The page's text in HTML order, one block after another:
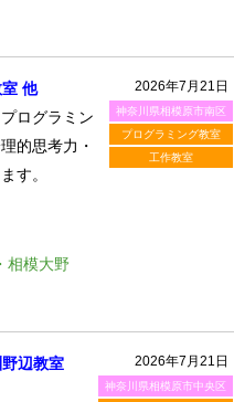
2026年7月21日
神奈川県相模原市南区
プログラミング教室
工作教室
他
ログラミン
的思考力・
す。
相模大野
2026年7月21日
神奈川県相模原市中央区
辺教室